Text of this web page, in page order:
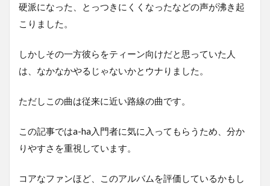
硬派になった、とっつきにくくなったなどの声が沸き起
こりました。
しかしその一方彼らをティーン向けだと思っていた人
は、なかなかやるじゃないかとウナりました。
ただしこの曲は従来に近い路線の曲です。
この記事ではa-ha入門者に気に入ってもらうため、分か
りやすさを重視しています。
コアなファンほど、このアルバムを評価しているかもし